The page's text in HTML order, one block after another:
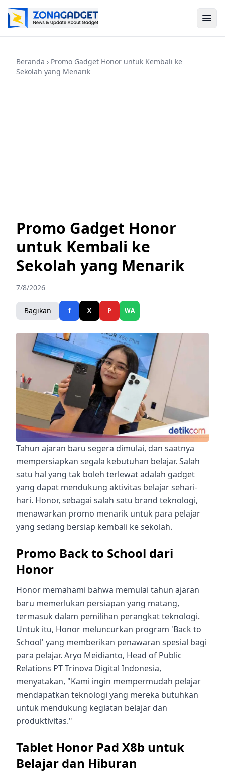
Beranda › Promo Gadget Honor untuk Kembali ke
Sekolah yang Menarik
Promo Gadget Honor
untuk Kembali ke
Sekolah yang Menarik
7/8/2026
Bagikan f X P WA
Tahun ajaran baru segera dimulai, dan saatnya
mempersiapkan segala kebutuhan belajar. Salah
satu hal yang tak boleh terlewat adalah gadget
yang dapat mendukung aktivitas belajar sehari-
hari. Honor, sebagai salah satu brand teknologi,
menawarkan promo menarik untuk para pelajar
yang sedang bersiap kembali ke sekolah.
Promo Back to School dari
Honor
Honor memahami bahwa memulai tahun ajaran
baru memerlukan persiapan yang matang,
termasuk dalam pemilihan perangkat teknologi.
Untuk itu, Honor meluncurkan program 'Back to
School' yang memberikan penawaran spesial bagi
para pelajar. Aryo Meidianto, Head of Public
Relations PT Trinova Digital Indonesia,
menyatakan, "Kami ingin mempermudah pelajar
mendapatkan teknologi yang mereka butuhkan
untuk mendukung kegiatan belajar dan
produktivitas."
Tablet Honor Pad X8b untuk
Belajar dan Hiburan